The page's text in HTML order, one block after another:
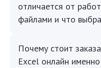
отличается от
файлами и что
Почему стоит
Excel онлайн